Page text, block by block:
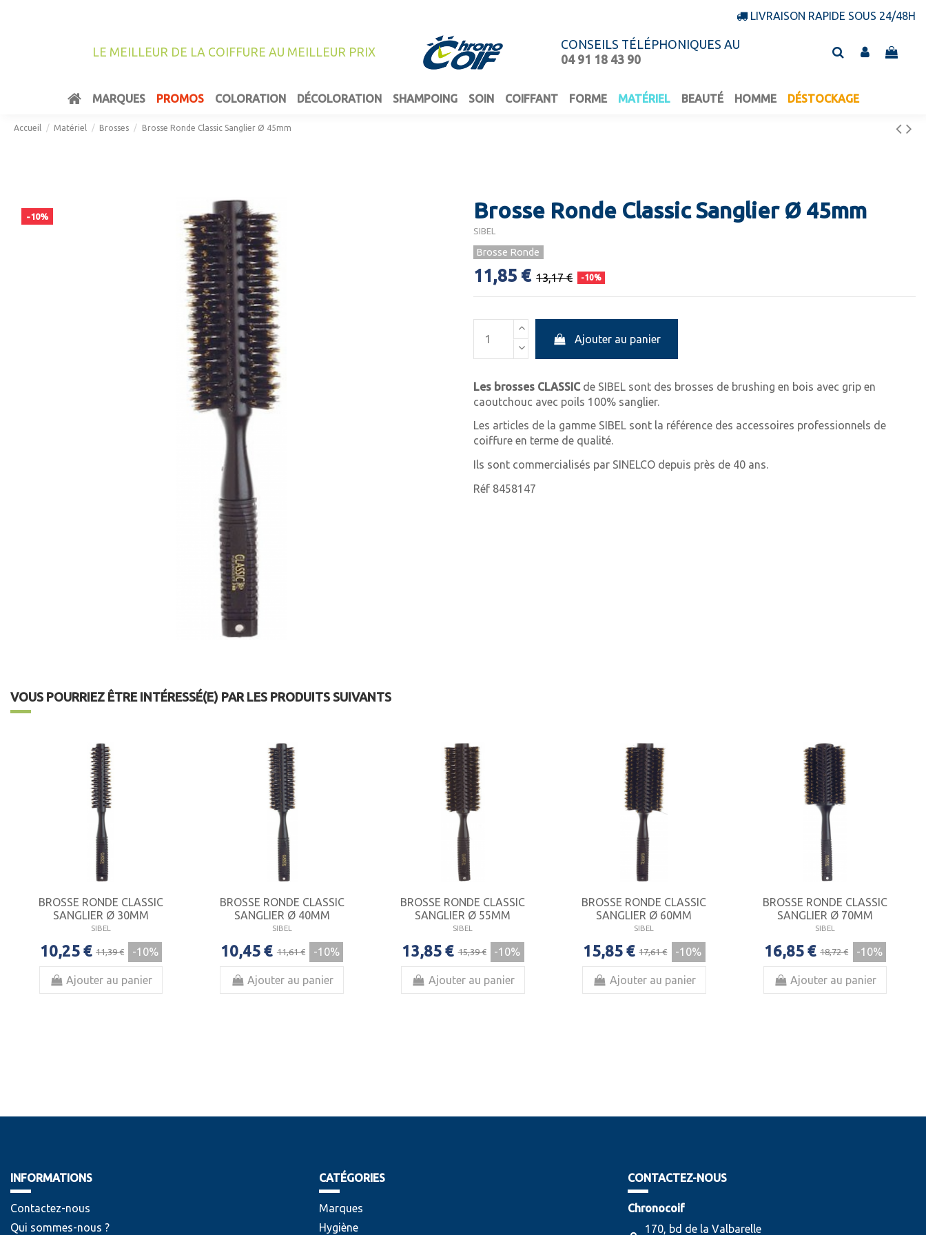
LIVRAISON RAPIDE SOUS 24/48H
LE MEILLEUR DE LA COIFFURE AU MEILLEUR PRIX
CONSEILS TÉLÉPHONIQUES AU
04 91 18 43 90
MARQUES PROMOS COLORATION DÉCOLORATION SHAMPOING SOIN COIFFANT FORME MATÉRIEL BEAUTÉ HOMME DÉSTOCKAGE
Accueil Matériel Brosses Brosse Ronde Classic Sanglier Ø 45mm
-10% Brosse Ronde Classic Sanglier Ø 45mm
SIBEL
Brosse Ronde
11,85 € 13,17 € -10%
Ajouter au panier
Les brosses CLASSICde SIBEL sont des brosses de brushing en bois avec grip en
caoutchouc avec poils 100% sanglier.
Les articles de la gamme SIBEL sont la référence des accessoires professionnels de
coiffure en terme de qualité.
Ils sont commercialisés par SINELCO depuis près de 40 ans.
Réf 8458147
VOUS POURRIEZ ÊTRE INTÉRESSÉ(E) PAR LES PRODUITS SUIVANTS
BROSSE RONDE CLASSIC
SANGLIER Ø 30MM
SIBEL
10,25 € 11,39 € -10%
Ajouter au panier
BROSSE RONDE CLASSIC
SANGLIER Ø 40MM
SIBEL
10,45 € 11,61 € -10%
Ajouter au panier
BROSSE RONDE CLASSIC
SANGLIER Ø 55MM
SIBEL
13,85 € 15,39 € -10%
Ajouter au panier
BROSSE RONDE CLASSIC
SANGLIER Ø 60MM
SIBEL
15,85 € 17,61 € -10%
Ajouter au panier
BROSSE RONDE CLASSIC
SANGLIER Ø 70MM
SIBEL
16,85 € 18,72 € -10%
Ajouter au panier
INFORMATIONS
Contactez-nous
Qui sommes-nous ?
CATÉGORIES
Marques
Hygiène
CONTACTEZ-NOUS
Chronocoif
170, bd de la Valbarelle